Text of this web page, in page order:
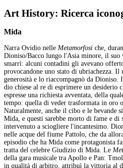
Art History: Ricerca
Mida
Narra Ovidio nelle Metamorfosi che,
Dioniso/Bacco lungo l'Asia minore, il suo
smarrì: alcuni contadini gli avevano
provocandone uno stato di ubriachezza.
generosità e lo riaccompagnò da
dio chiese al re di esprimere un desiderio
espresse una richiesta avventata, della
tempo: quella di veder trasformata in oro
Naturalmente, anche il cibo e le bevande
Mida, e questi sarebbe morto di fame e di
intervenuto a sciogliere l'incantesimo.
nelle acque del fiume Pattolo, che da
episodio che ha Mida come protagonista
tratta del celebre Giudizio di Mida. Le
della gara musicale tra Apollo e Pan:
in qualità di arbitro, attribuì la vittoria al